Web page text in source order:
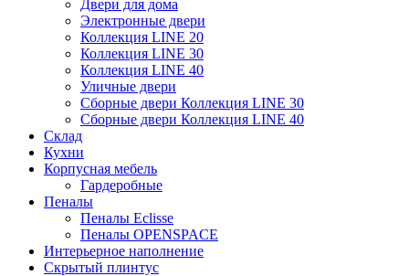
Двери для дома
Электронные двери
Коллекция LINE 20
Коллекция LINE 30
Коллекция LINE 40
Уличные двери
Сборные двери Коллекция LINE 30
Сборные двери Коллекция LINE 40
Склад
Кухни
Корпусная мебель
Гардеробные
Пеналы
Пеналы Eclisse
Пеналы OPENSPACE
Интерьерное наполнение
Скрытый плинтус